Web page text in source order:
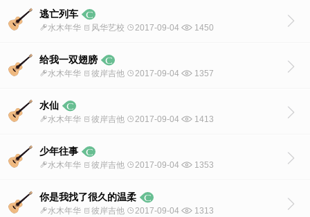
逃亡列车
水木年华 风华艺校 2017-09-04 1450
给我一双翅膀
水木年华 彼岸吉他 2017-09-04 1357
水仙
水木年华 彼岸吉他 2017-09-04 1413
少年往事
水木年华 彼岸吉他 2017-09-04 1353
你是我找了很久的温柔
水木年华 彼岸吉他 2017-09-04 1313